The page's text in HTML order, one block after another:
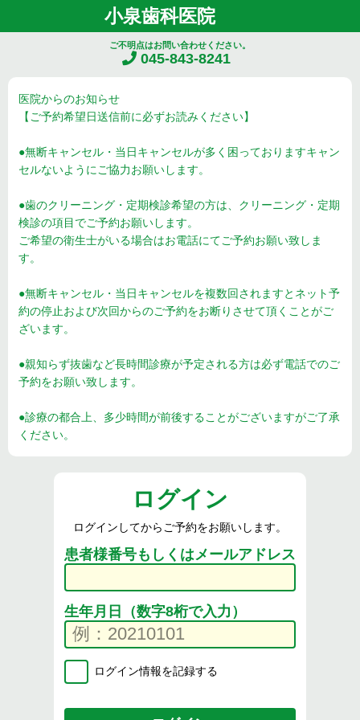
小泉歯科医院
ご不明点はお問い合わせください。
045-843-8241
医院からのお知らせ
【ご予約希望日送信前に必ずお読みください】
●無断キャンセル・当日キャンセルが多く困っておりますキャン
セルないようにご協力お願いします。
●歯のクリーニング・定期検診希望の方は、クリーニング・定期
検診の項目でご予約お願いします。
ご希望の衛生士がいる場合はお電話にてご予約お願い致しま
す。
●無断キャンセル・当日キャンセルを複数回されますとネット予
約の停止および次回からのご予約をお断りさせて頂くことがご
ざいます。
●親知らず抜歯など長時間診療が予定される方は必ず電話でのご
予約をお願い致します。
●診療の都合上、多少時間が前後することがございますがご了承
ください。
ログイン
ログインしてからご予約をお願いします。
患者様番号もしくはメールアドレス
生年月日（数字8桁で入力）
ログイン情報を記録する